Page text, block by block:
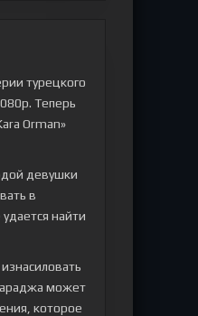
турецкого
Теперь
Orman»
девушки
в
найти
может
которое